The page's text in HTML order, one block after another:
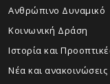
Ανθρώπινο Δυναμικό
Κοινωνική Δράση
Ιστορία και
Νέα και ανακοινώσεις